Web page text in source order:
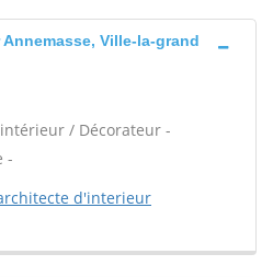
Ville-la-grand
/ Décorateur -
-
d'interieur